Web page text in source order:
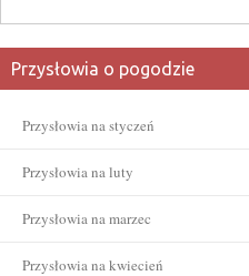
Przysłowia o pogodzie
Przysłowia na styczeń
Przysłowia na luty
Przysłowia na marzec
Przysłowia na kwiecień